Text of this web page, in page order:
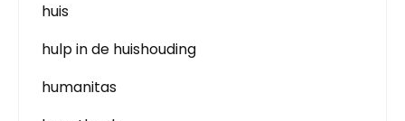
huis
hulp in de huishouding
humanitas